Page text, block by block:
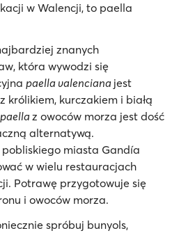
w Walencji, to paella
znanych
która wywodzi się
paella valenciana jest
królikiem, kurczakiem i białą
paellaz owoców morza jest dość
alternatywą.
miasta Gandía
w wielu restauracjach
Potrawę przygotowuje się
i owoców morza.
spróbuj bunyols,